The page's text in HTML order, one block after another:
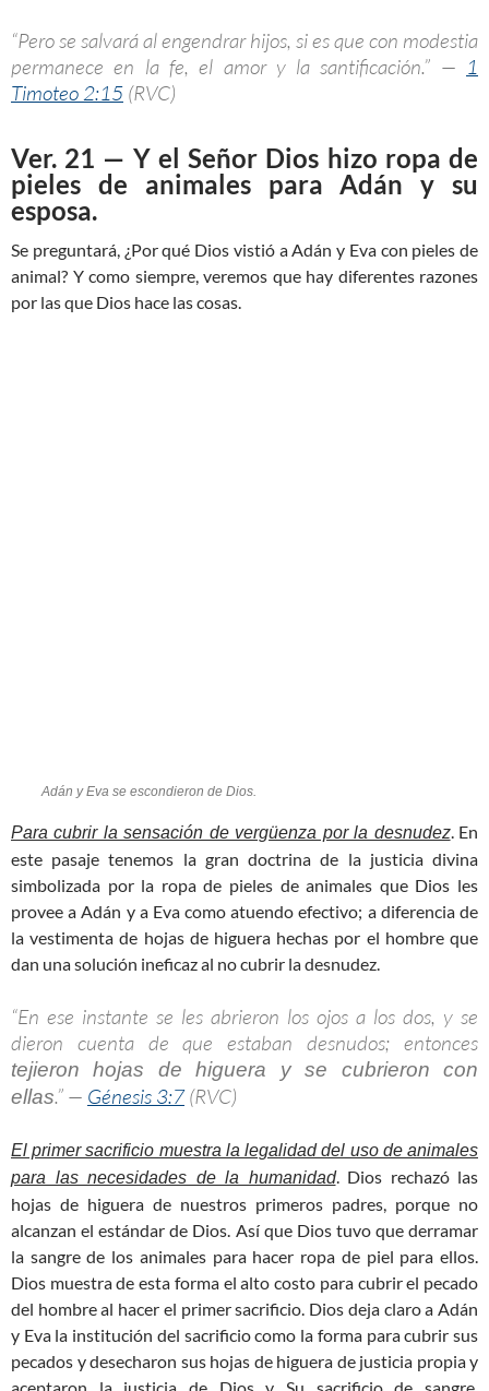
“Pero se salvará al engendrar hijos, si es que con modestia
permanece en la fe, el amor y la santificación.” — 1
Timoteo 2:15 (RVC)
Ver. 21 — Y el Señor Dios hizo ropa de
pieles de animales para Adán y su
esposa.
Se preguntará, ¿Por qué Dios vistió a Adán y Eva con pieles de
animal? Y como siempre, veremos que hay diferentes razones
por las que Dios hace las cosas.
Adán y Eva se escondieron de Dios.
Para cubrir la sensación de vergüenza por la desnudez. En
este pasaje tenemos la gran doctrina de la justicia divina
simbolizada por la ropa de pieles de animales que Dios les
provee a Adán y a Eva como atuendo efectivo; a diferencia de
la vestimenta de hojas de higuera hechas por el hombre que
dan una solución ineficaz al no cubrir la desnudez.
“En ese instante se les abrieron los ojos a los dos, y se
dieron cuenta de que estaban desnudos; entonces
tejieron hojas de higuera y se cubrieron con
ellas.” — Génesis 3:7(RVC)
El primer sacrificio muestra la legalidad del uso de animales
para las necesidades de la humanidad. Dios rechazó las
hojas de higuera de nuestros primeros padres, porque no
alcanzan el estándar de Dios. Así que Dios tuvo que derramar
la sangre de los animales para hacer ropa de piel para ellos.
Dios muestra de esta forma el alto costo para cubrir el pecado
del hombre al hacer el primer sacrificio. Dios deja claro a Adán
y Eva la institución del sacrificio como la forma para cubrir sus
pecados y desecharon sus hojas de higuera de justicia propia y